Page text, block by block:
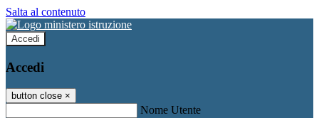
Salta al contenuto
Accedi
Accedi
button close ×
Nome Utente